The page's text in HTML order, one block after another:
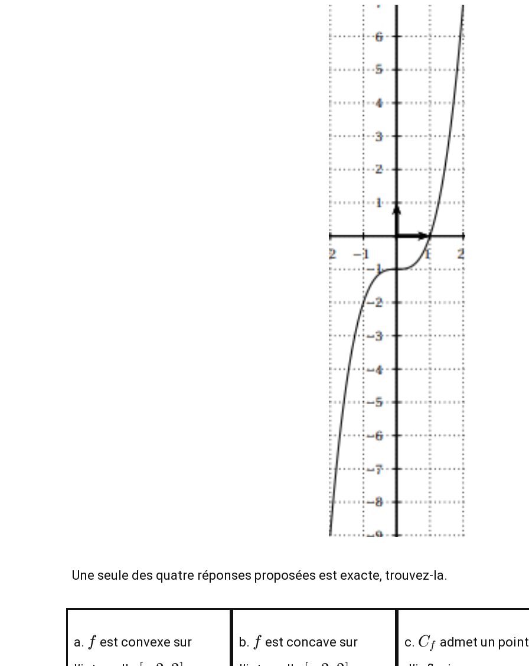
Une seule des quatre réponses proposées est exacte, trouvez-la.
a. ff est convexe sur
b. ff est concave sur
c. C_f
Cf admet un point